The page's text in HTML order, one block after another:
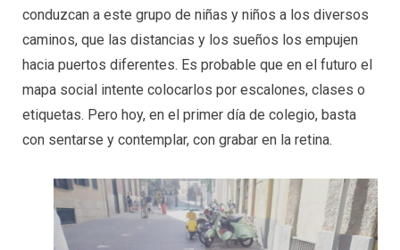
conduzcan a este grupo de niñas y niños a los diversos
caminos, que las distancias y los sueños los empujen
hacia puertos diferentes. Es probable que en el futuro el
mapa social intente colocarlos por escalones, clases o
etiquetas. Pero hoy, en el primer día de colegio, basta
con sentarse y contemplar, con grabar en la retina.